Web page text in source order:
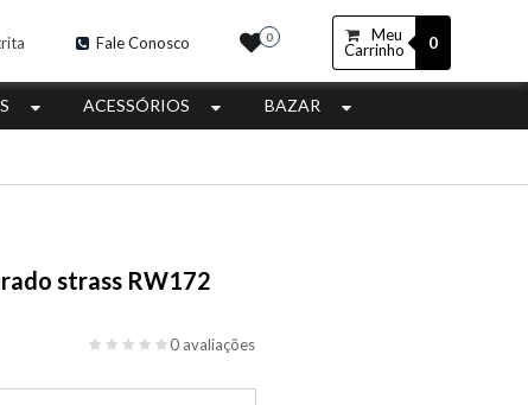
Fale Conosco 0
Meu
Carrinho
0
ACESSÓRIOS BAZAR
strass RW172
0 avaliações